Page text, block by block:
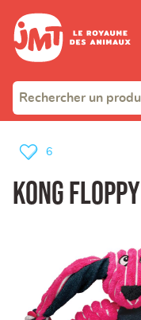
KONG
6